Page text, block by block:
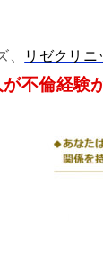
、 リゼクリニ
不倫経験